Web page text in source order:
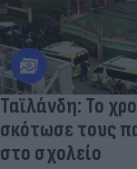
Ταϊλάνδη: Το
σκότωσε τους
στο σχολείο